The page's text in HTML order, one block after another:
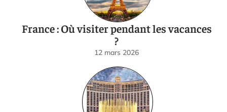
France : Où visiter pendant les vacances
?
12 mars 2026